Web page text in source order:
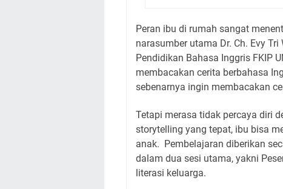
Peran ibu di rumah sangat
narasumber utama Dr. Ch. Evy
Pendidikan Bahasa Inggris FKIP
membacakan cerita berbahasa
sebenarnya ingin membacakan
Tetapi merasa tidak percaya diri
storytelling yang tepat, ibu bisa
anak. Pembelajaran diberikan
dalam dua sesi utama, yakni
literasi keluarga.